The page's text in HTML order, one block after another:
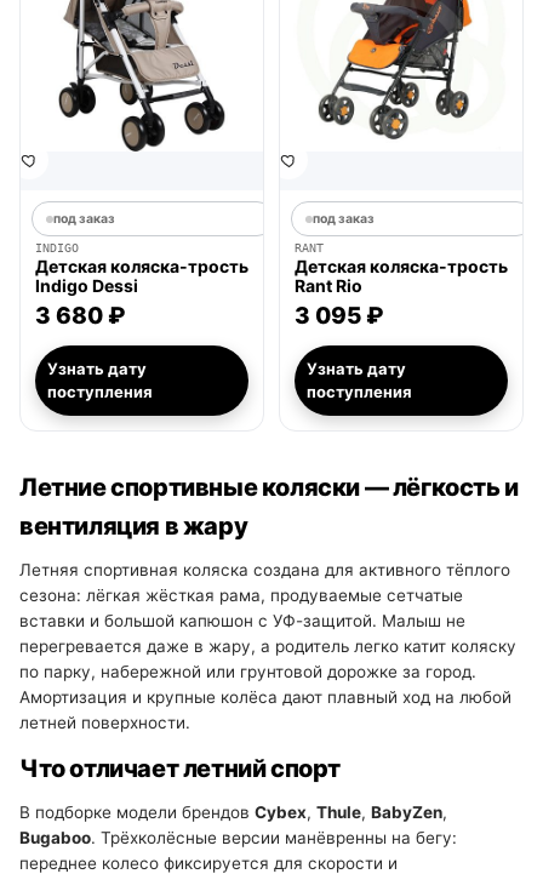
под заказ
INDIGO
Детская коляска-трость
Indigo Dessi
3 680 ₽
Узнать дату
поступления
под заказ
RANT
Детская коляска-трость
Rant Rio
3 095 ₽
Узнать дату
поступления
Летние спортивные коляски — лёгкость и
вентиляция в жару
Летняя спортивная коляска создана для активного тёплого
сезона: лёгкая жёсткая рама, продуваемые сетчатые
вставки и большой капюшон с УФ-защитой. Малыш не
перегревается даже в жару, а родитель легко катит коляску
по парку, набережной или грунтовой дорожке за город.
Амортизация и крупные колёса дают плавный ход на любой
летней поверхности.
Что отличает летний спорт
В подборке модели брендов Cybex, Thule, BabyZen,
Bugaboo. Трёхколёсные версии манёвренны на бегу:
переднее колесо фиксируется для скорости и